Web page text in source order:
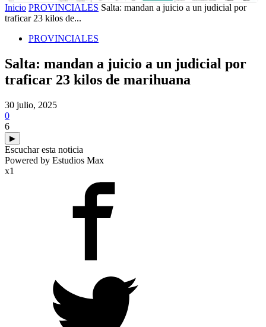
Inicio PROVINCIALES Salta: mandan a juicio a un judicial por
traficar 23 kilos de...
PROVINCIALES
Salta: mandan a juicio a un judicial por
traficar 23 kilos de marihuana
30 julio, 2025
0
6
▶
Escuchar esta noticia
Powered by Estudios Max
x1